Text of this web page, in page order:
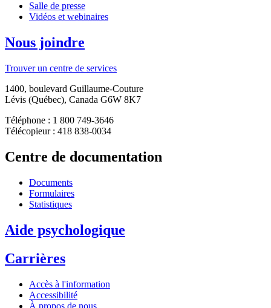
Salle de presse
Vidéos et webinaires
Nous joindre
Trouver un centre de services
1400, boulevard Guillaume-Couture
Lévis (Québec), Canada G6W 8K7
Téléphone : 1 800 749-3646
Télécopieur : 418 838-0034
Centre de documentation
Documents
Formulaires
Statistiques
Aide psychologique
Carrières
Accès à l'information
Accessibilité
À propos de nous